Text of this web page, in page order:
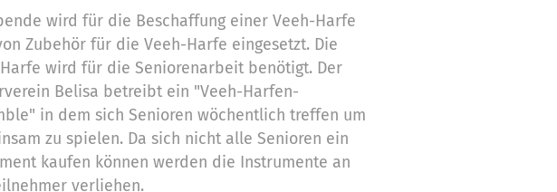
wird für die Beschaffung einer Veeh-Harfe
Zubehör für die Veeh-Harfe eingesetzt. Die
wird für die Seniorenarbeit benötigt. Der
Belisa betreibt ein "Veeh-Harfen-
in dem sich Senioren wöchentlich treffen um
zu spielen. Da sich nicht alle Senioren ein
kaufen können werden die Instrumente an
verliehen.